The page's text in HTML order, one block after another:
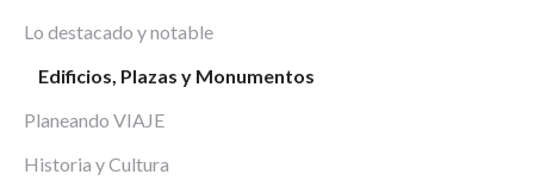
Lo destacado y notable
Edificios, Plazas y Monumentos
Planeando VIAJE
Historia y Cultura